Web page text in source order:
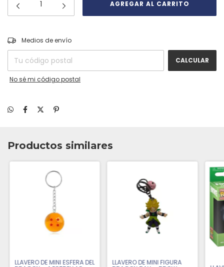
Entregas para el CP:
Medios de envío
CALCULAR
No sé mi código postal
Productos similares
LLAVERO DE MINI ESFERA DEL LLAVERO DE MINI FIGURA